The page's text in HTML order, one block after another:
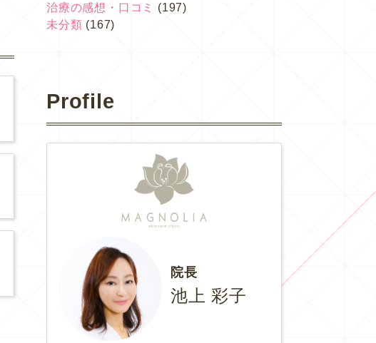
治療の感想・口コミ
(197)
未分類 (167)
Profile
院長
池上 彩子